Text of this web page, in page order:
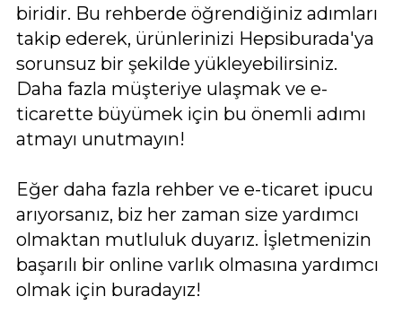
biridir. Bu rehberde öğrendiğiniz adımları
takip ederek, ürünlerinizi Hepsiburada'ya
sorunsuz bir şekilde yükleyebilirsiniz.
Daha fazla müşteriye ulaşmak ve e-
ticarette büyümek için bu önemli adımı
atmayı unutmayın!
Eğer daha fazla rehber ve e-ticaret ipucu
arıyorsanız, biz her zaman size yardımcı
olmaktan mutluluk duyarız. İşletmenizin
başarılı bir online varlık olmasına yardımcı
olmak için buradayız!